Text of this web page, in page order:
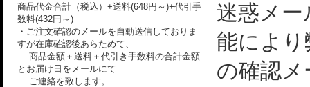
商品代金合計（税込）+送料(648円～)+代引手
数料(432円～)
・ご注文確認のメールを自動送信しておりま
すが在庫確認後あらためて、
商品金額＋送料＋代引き手数料の合計金額
とお届け日をメールにて
ご連絡を致します。
迷惑メー
能によ
の確認